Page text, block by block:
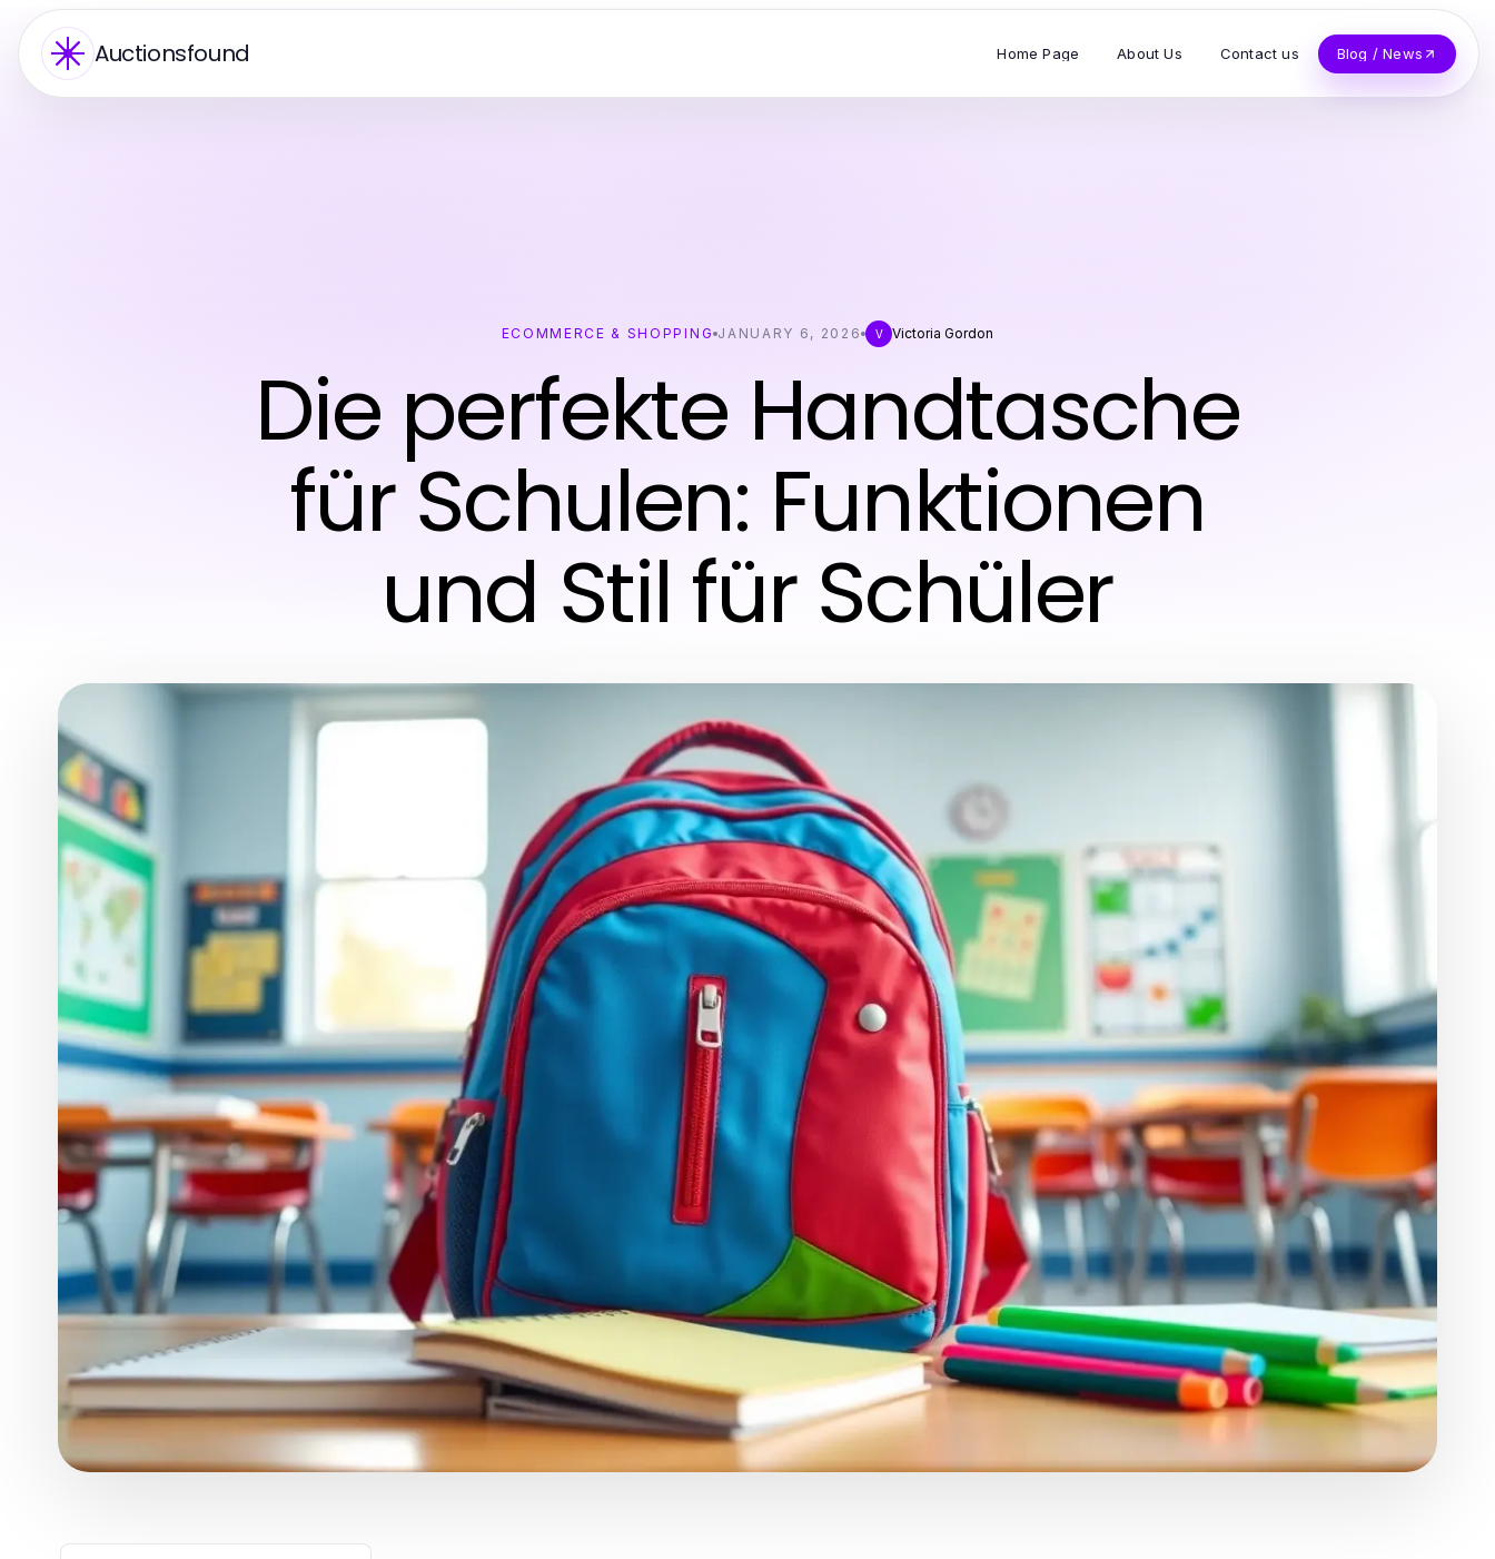
Auctionsfound Home Page About Us Contact us Blog / News
ECOMMERCE & SHOPPING JANUARY 6, 2026 V Victoria Gordon
Die perfekte Handtasche
für Schulen: Funktionen
und Stil für Schüler